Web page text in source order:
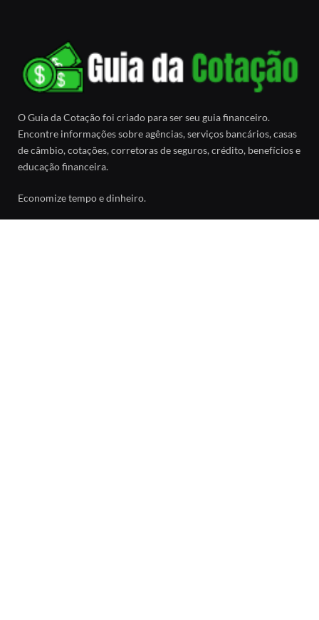
O Guia da Cotação foi criado para ser seu guia financeiro.
Encontre informações sobre agências, serviços bancários, casas
de câmbio, cotações, corretoras de seguros, crédito, benefícios e
educação financeira.
Economize tempo e dinheiro.